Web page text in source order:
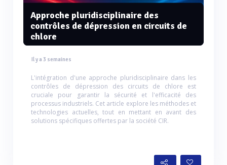
Approche pluridisciplinaire des
contrôles de dépression en circuits de
chlore
Il y a 3 semaines
L'intégration d'une approche pluridisciplinaire dans les
contrôles de dépression des circuits de chlore est
cruciale pour garantir la sécurité et l'efficacité des
processus industriels. Cet article explore les méthodes et
technologies actuelles, tout en mettant en avant des
solutions spécifiques offertes par la société CIR.